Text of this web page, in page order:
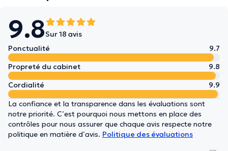
9.8Sur 18 avis
Ponctualité
9.7
Propreté du cabinet
9.8
Cordialité
9.9
La confiance et la transparence dans les évaluations sont
notre priorité. C’est pourquoi nous mettons en place des
contrôles pour nous assurer que chaque avis respecte notre
politique en matière d’avis. Politique des évaluations